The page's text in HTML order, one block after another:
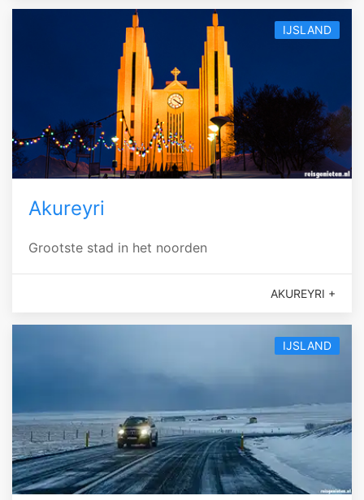
IJSLAND
Akureyri
Grootste stad in het noorden
AKUREYRI +
IJSLAND